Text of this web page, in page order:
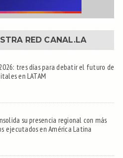
RED CANAL.LA
tres días para debatir el futuro de
en LATAM
su presencia regional con más
ejecutados en América Latina